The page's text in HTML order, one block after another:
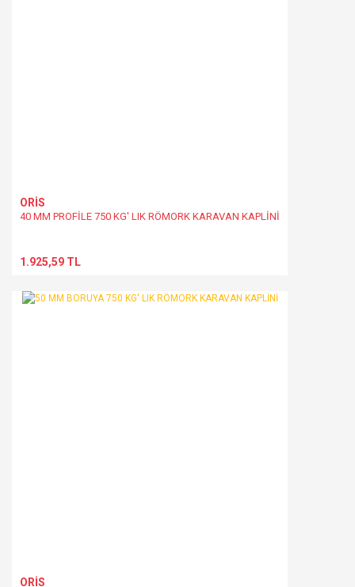
ORİS
40 MM PROFİLE 750 KG' LIK RÖMORK KARAVAN KAPLİNİ
1.925,59 TL
ORİS